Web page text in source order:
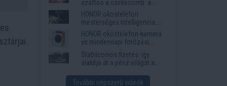
szaftos a csirkecomb: a
sörös pác a titok
HONOR okostelefon
mesterséges intelligencia
funkciók, amelyek
megkönnyítik az életet
HONOR okostelefon-kamera
vs mindennapi fotózási
igények
Stabilcoinos fizetés: így
alakítja át a pénz világát a
Western Union
További népszerű videók